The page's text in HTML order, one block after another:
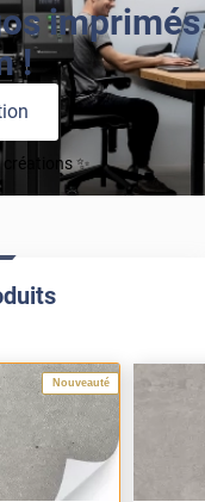
imprimés
!
✨
Nouveauté